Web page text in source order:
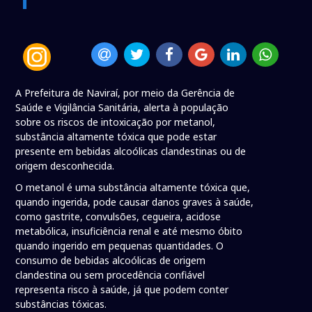
A Prefeitura de Naviraí, por meio da Gerência de
Saúde e Vigilância Sanitária, alerta à população
sobre os riscos de intoxicação por metanol,
substância altamente tóxica que pode estar
presente em bebidas alcoólicas clandestinas ou de
origem desconhecida.
O metanol é uma substância altamente tóxica que,
quando ingerida, pode causar danos graves à saúde,
como gastrite, convulsões, cegueira, acidose
metabólica, insuficiência renal e até mesmo óbito
quando ingerido em pequenas quantidades. O
consumo de bebidas alcoólicas de origem
clandestina ou sem procedência confiável
representa risco à saúde, já que podem conter
substâncias tóxicas.